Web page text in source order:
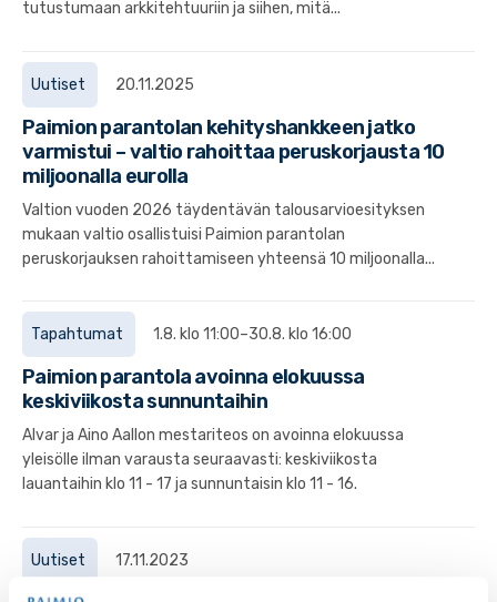
tutustumaan arkkitehtuuriin ja siihen, mitä...
Uutiset 20.11.2025
Paimion parantolan kehityshankkeen jatko
varmistui – valtio rahoittaa peruskorjausta 10
miljoonalla eurolla
Valtion vuoden 2026 täydentävän talousarvioesityksen
mukaan valtio osallistuisi Paimion parantolan
peruskorjauksen rahoittamiseen yhteensä 10 miljoonalla...
Tapahtumat 1.8. klo 11:00–30.8. klo 16:00
Paimion parantola avoinna elokuussa
keskiviikosta sunnuntaihin
Alvar ja Aino Aallon mestariteos on avoinna elokuussa
yleisölle ilman varausta seuraavasti: keskiviikosta
lauantaihin klo 11 - 17 ja sunnuntaisin klo 11 - 16.
Uutiset 17.11.2023